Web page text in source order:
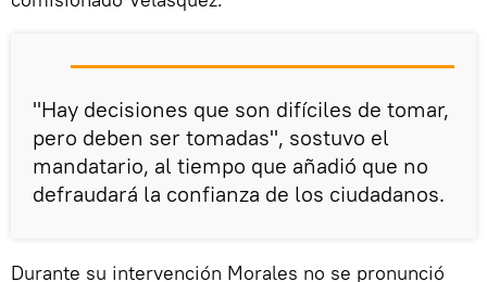
"Hay decisiones que son difíciles de tomar,
pero deben ser tomadas", sostuvo el
mandatario, al tiempo que añadió que no
defraudará la confianza de los ciudadanos.
Durante su intervención Morales no se pronunció